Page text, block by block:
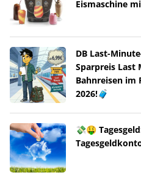
Eismaschine
DB Last-
Sparpreis Last
Bahnreisen im
2026!🧳
💸🤑